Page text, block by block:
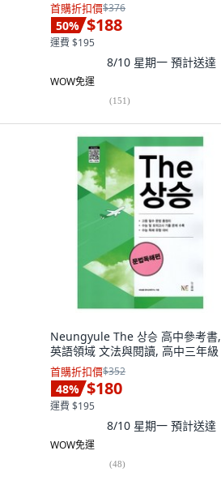
首購折扣價$376
50% $188
運費 $195
8/10 星期一 預計送達
WOW免運
(151)
Neungyule The 상승 高中參考書,
英語領域 文法與閱讀, 高中三年級
首購折扣價$352
48% $180
運費 $195
8/10 星期一 預計送達
WOW免運
(48)